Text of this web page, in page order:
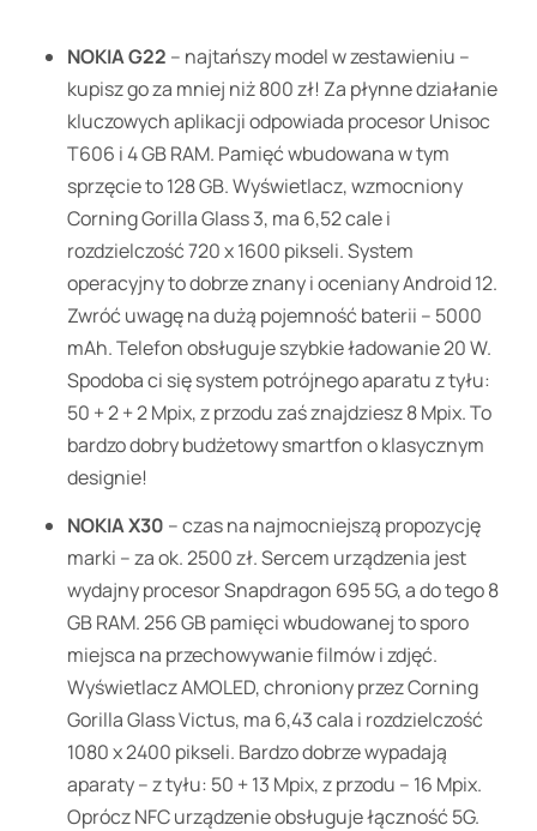
NOKIA G22 – najtańszy model w zestawieniu –
kupisz go za mniej niż 800 zł! Za płynne działanie
kluczowych aplikacji odpowiada procesor Unisoc
T606 i 4 GB RAM. Pamięć wbudowana w tym
sprzęcie to 128 GB. Wyświetlacz, wzmocniony
Corning Gorilla Glass 3, ma 6,52 cale i
rozdzielczość 720 x 1600 pikseli. System
operacyjny to dobrze znany i oceniany Android 12.
Zwróć uwagę na dużą pojemność baterii – 5000
mAh. Telefon obsługuje szybkie ładowanie 20 W.
Spodoba ci się system potrójnego aparatu z tyłu:
50 + 2 + 2 Mpix, z przodu zaś znajdziesz 8 Mpix. To
bardzo dobry budżetowy smartfon o klasycznym
designie!
NOKIA X30 – czas na najmocniejszą propozycję
marki – za ok. 2500 zł. Sercem urządzenia jest
wydajny procesor Snapdragon 695 5G, a do tego 8
GB RAM. 256 GB pamięci wbudowanej to sporo
miejsca na przechowywanie filmów i zdjęć.
Wyświetlacz AMOLED, chroniony przez Corning
Gorilla Glass Victus, ma 6,43 cala i rozdzielczość
1080 x 2400 pikseli. Bardzo dobrze wypadają
aparaty – z tyłu: 50 + 13 Mpix, z przodu – 16 Mpix.
Oprócz NFC urządzenie obsługuje łączność 5G.